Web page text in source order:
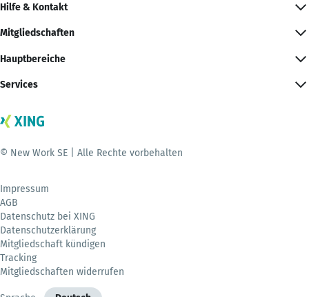
Hilfe & Kontakt
Mitgliedschaften
Hauptbereiche
Services
© New Work SE | Alle Rechte vorbehalten
Impressum
AGB
Datenschutz bei XING
Datenschutzerklärung
Mitgliedschaft kündigen
Tracking
Mitgliedschaften widerrufen